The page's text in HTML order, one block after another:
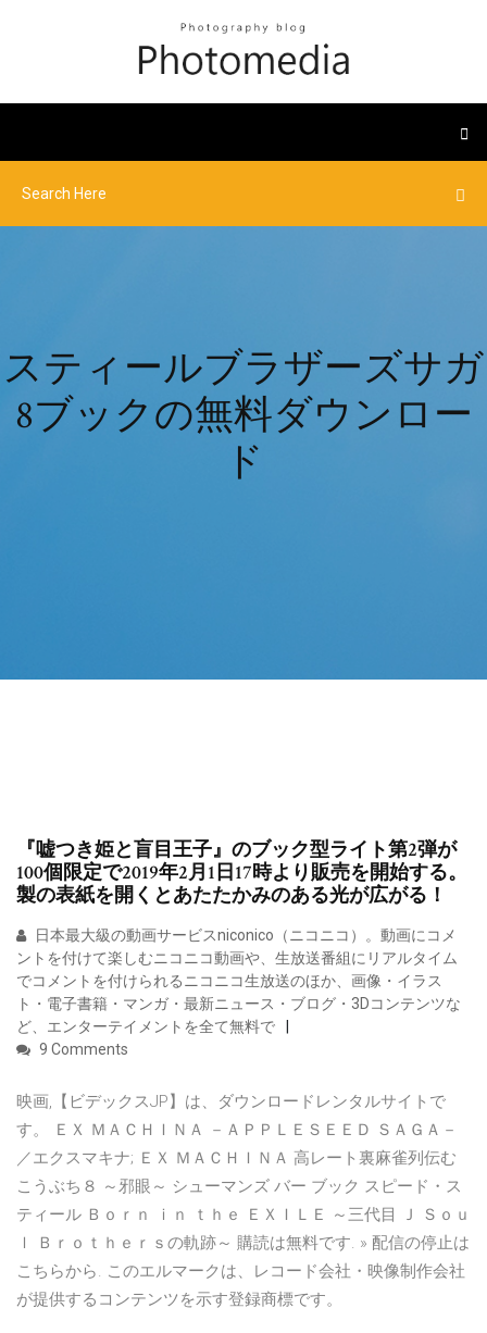
スティールブラザーズサガ
8ブックの無料ダウンロー
ド
『嘘つき姫と盲目王子』のブック型ライト第2弾が
100個限定で2019年2月1日17時より販売を開始する。
製の表紙を開くとあたたかみのある光が広がる！
日本最大級の動画サービスniconico（ニコニコ）。動画にコメ
ントを付けて楽しむニコニコ動画や、生放送番組にリアルタイム
でコメントを付けられるニコニコ生放送のほか、画像・イラス
ト・電子書籍・マンガ・最新ニュース・ブログ・3Dコンテンツな
ど、エンターテイメントを全て無料で
9 Comments
映画,【ビデックスJP】は、ダウンロードレンタルサイトで
す。 ＥＸ ＭＡＣＨＩＮＡ －ＡＰＰＬＥＳＥＥＤ ＳＡＧＡ－
／エクスマキナ; ＥＸ ＭＡＣＨＩＮＡ 高レート裏麻雀列伝む
こうぶち８ ～邪眼～ シューマンズ バー ブック スピード・ス
ティール Ｂｏｒｎ ｉｎ ｔｈｅ ＥＸＩＬＥ ～三代目 Ｊ Ｓｏｕ
ｌ Ｂｒｏｔｈｅｒｓの軌跡～ 購読は無料です. » 配信の停止は
こちらから. このエルマークは、レコード会社・映像制作会社
が提供するコンテンツを示す登録商標です。